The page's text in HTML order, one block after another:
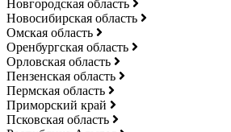
Новгородская область
Новосибирская область
Омская область
Оренбургская область
Орловская область
Пензенская область
Пермская область
Приморский край
Псковская область